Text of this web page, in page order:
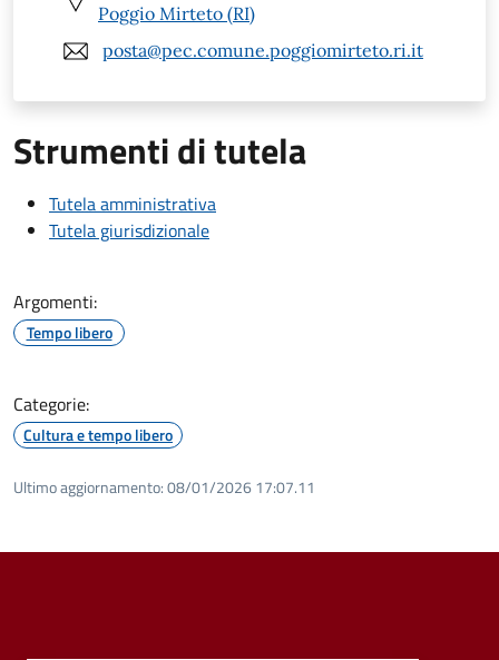
Poggio Mirteto (RI)
posta@pec.comune.poggiomirteto.ri.it
Strumenti di tutela
Tutela amministrativa
Tutela giurisdizionale
Argomenti:
Tempo libero
Categorie:
Cultura e tempo libero
Ultimo aggiornamento:08/01/2026 17:07.11